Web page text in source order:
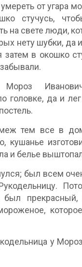
от угара
стучусь,
на свете люди,
нету шубки, да
затем в окошко
головке, да и
тем все в
кушанье
и белье
был всем
был
у